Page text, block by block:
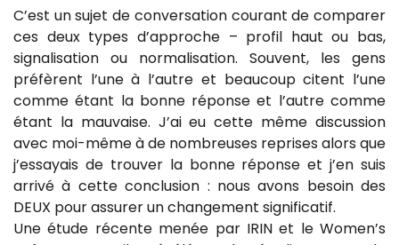
C’est un sujet de conversation courant de comparer
ces deux types d’approche – profil haut ou bas,
signalisation ou normalisation. Souvent, les gens
préfèrent l’une à l’autre et beaucoup citent l’une
comme étant la bonne réponse et l’autre comme
étant la mauvaise. J’ai eu cette même discussion
avec moi-même à de nombreuses reprises alors que
j’essayais de trouver la bonne réponse et j’en suis
arrivé à cette conclusion : nous avons besoin des
DEUX pour assurer un changement significatif.
Une étude récente menée par IRIN et le Women’s